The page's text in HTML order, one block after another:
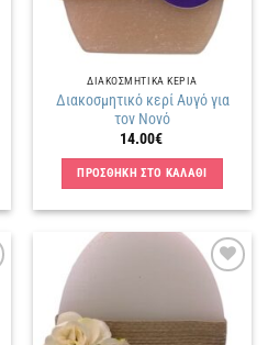
ΔΙΑΚΟΣΜΗΤΙΚΑ ΚΕΡΙΑ
Διακοσμητικό κερί Αυγό για
τον Νονό
14.00€
ΠΡΟΣΘΗΚΗ ΣΤΟ ΚΑΛΑΘΙ
Πρόσθήκη
στην
λίστα
επιθυμιών